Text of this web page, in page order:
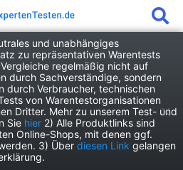
Stromanbieter
Test
besten
und unabhängiges
zu repräsentativen Warentests
Vergleiche regelmäßig nicht auf
durch Sachverständige, sondern
durch Verbraucher, technischen
von Warentestorganisationen
Dritter. Mehr zu unserem Test- und
Sie hier 2) Alle Produktlinks sind
Online-Shops, mit denen ggf.
3) Über diesen Link gelangen